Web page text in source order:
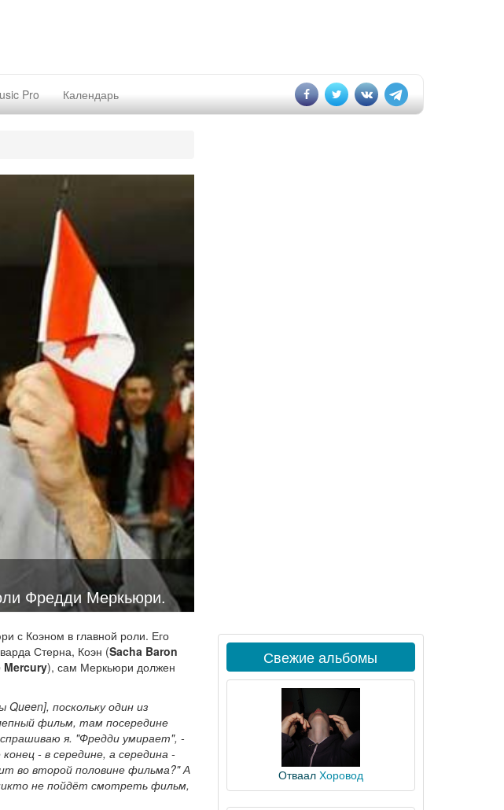
Pro Календарь
Фредди Меркьюри.
с Коэном в главной роли. Его
Стерна, Коэн (Sacha Baron
Mercury), сам Меркьюри должен
поскольку один из
фильм, там посередине
я. "Фредди умирает", -
- в середине, а середина -
во второй половине фильма?" А
не пойдёт смотреть фильм,
Свежие альбомы
Отваал Хоровод